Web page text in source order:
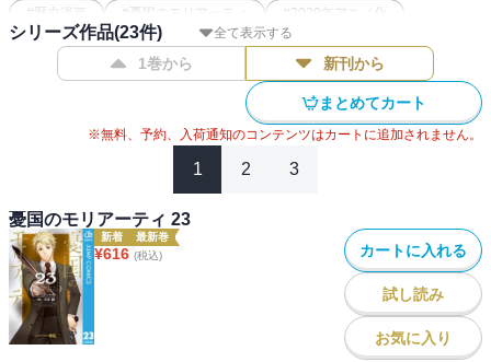
# 歴史漫画 # 憂国のモリアーティ #2020年アニメ化
#復讐コミック
全て表示する
シリーズ作品(23件)
1巻から 新刊から
まとめてカート
※無料、予約、入荷通知のコンテンツはカートに追加されません。
1 2 3
憂国のモリアーティ 23
新着 最新巻
¥616 (税込) カートに入れる
試し読み
お気に入り